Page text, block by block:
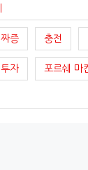
짜증 충전
투자 포르쉐 마